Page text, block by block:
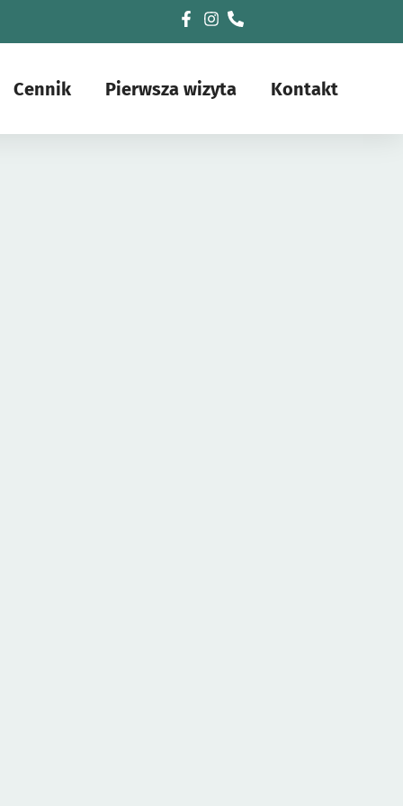
Cennik Pierwsza wizyta Kontakt